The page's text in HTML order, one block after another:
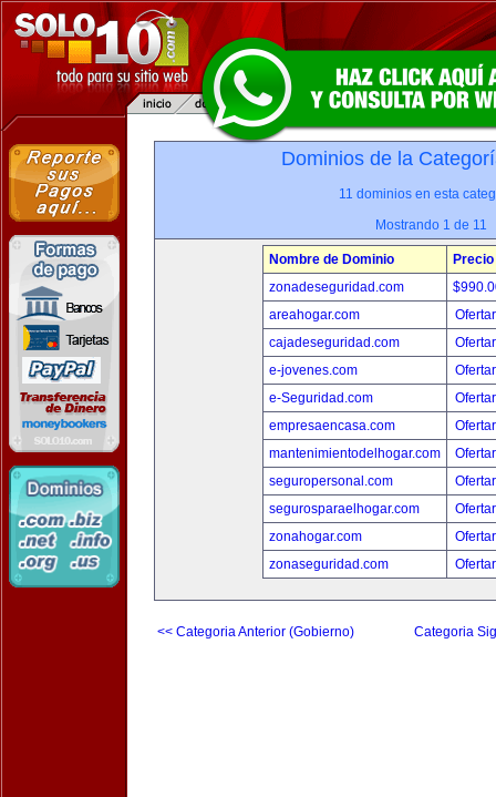
Dominios de la
11 dominios en esta
Mostrando 1 de 11
Nombre de Dominio
Precio
zonadeseguridad.com
areahogar.com
cajadeseguridad.com
e-jovenes.com
e-Seguridad.com
empresaencasa.com
mantenimientodelhogar.com
seguropersonal.com
segurosparaelhogar.com
zonahogar.com
zonaseguridad.com
<< Categoria Anterior (Gobierno) Categoria